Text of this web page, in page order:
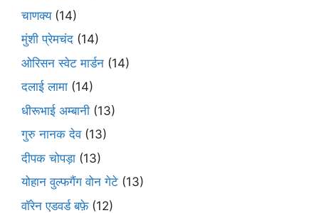
चाणक्य(14)
मुंशी प्रेमचंद (14)
ओरिसन स्‍वेट मार्डन (14)
दलाई लामा (14)
धीरूभाई अम्बानी (13)
गुरु नानक देव(13)
दीपक चोपड़ा (13)
योहान वुल्फगैंग वोन गेटे (13)
वॉरेन एडवर्ड बफ़े(12)